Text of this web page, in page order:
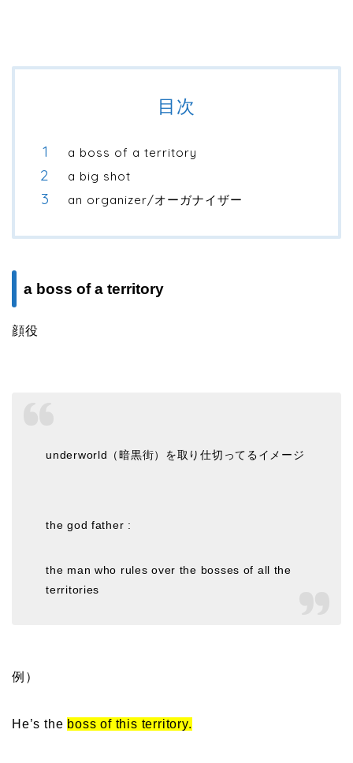
目次
a boss of a territory
a big shot
an organizer/オーガナイザー
a boss of a territory
顔役
underworld（暗黒街）を取り仕切ってるイメージ
the god father :
the man who rules over the bosses of all the
territories
例）
He’s the boss of this territory.